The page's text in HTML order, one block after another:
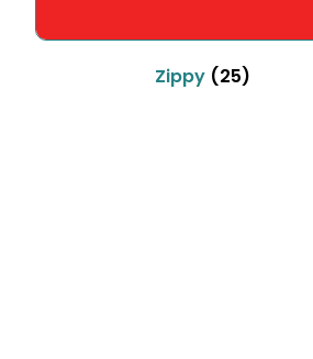
Zippy (25)